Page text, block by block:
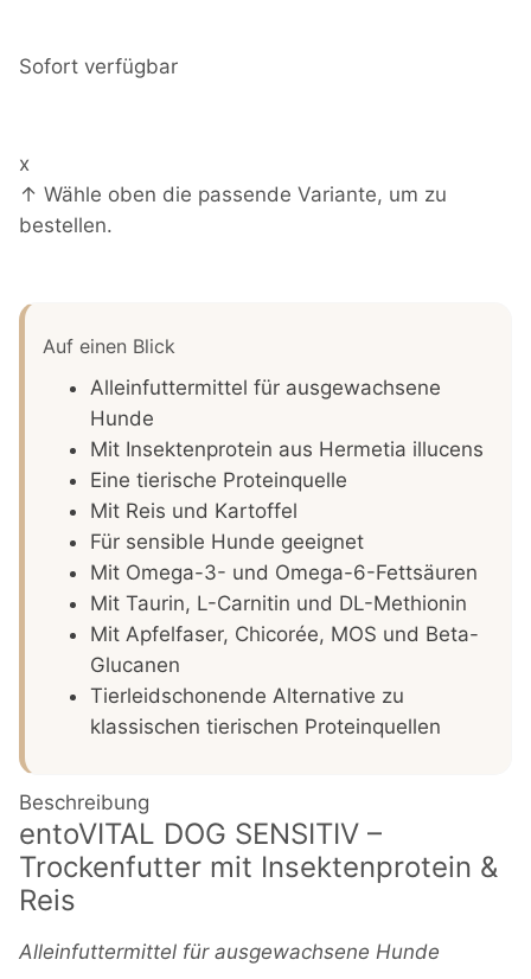
Sofort verfügbar
x
↑ Wähle oben die passende Variante, um zu
bestellen.
Auf einen Blick
Alleinfuttermittel für ausgewachsene
Hunde
Mit Insektenprotein aus Hermetia illucens
Eine tierische Proteinquelle
Mit Reis und Kartoffel
Für sensible Hunde geeignet
Mit Omega-3- und Omega-6-Fettsäuren
Mit Taurin, L-Carnitin und DL-Methionin
Mit Apfelfaser, Chicorée, MOS und Beta-
Glucanen
Tierleidschonende Alternative zu
klassischen tierischen Proteinquellen
Beschreibung
entoVITAL DOG SENSITIV –
Trockenfutter mit Insektenprotein &
Reis
Alleinfuttermittel für ausgewachsene Hunde